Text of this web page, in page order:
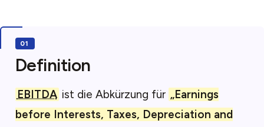
Definition
EBITDA ist die Abkürzung für „Earnings
before Interests, Taxes, Depreciation and